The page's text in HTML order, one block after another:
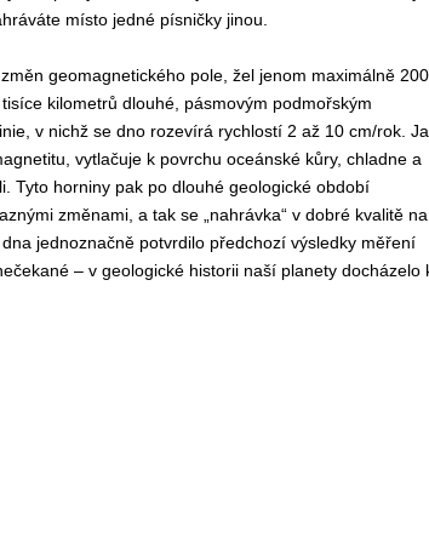
místo jedné písničky jinou.
geomagnetického pole, žel jenom maximálně 200
kilometrů dlouhé, pásmovým podmořským
v nichž se dno rozevírá rychlostí 2 až 10 cm/rok.
vytlačuje k povrchu oceánské kůry, chladne a
Tyto horniny pak po dlouhé geologické období
změnami, a tak se „nahrávka“ v dobré kvalitě na
jednoznačně potvrdilo předchozí výsledky měření
– v geologické historii naší planety docházelo